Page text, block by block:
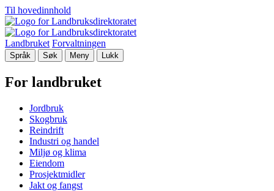
Til hovedinnhold
Landbruket Forvaltningen
Språk Søk Meny Lukk
For landbruket
Jordbruk
Skogbruk
Reindrift
Industri og handel
Miljø og klima
Eiendom
Prosjektmidler
Jakt og fangst